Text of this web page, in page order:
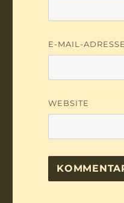
E-MAIL-ADRESSE
WEBSITE